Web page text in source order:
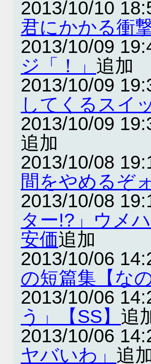
2013/10/10
君にかかる衝
2013/10/09
ジ「！」 追加
2013/10/09
してくるスイ
2013/10/09
追加
2013/10/08
間をやめるぞ
2013/10/08
ター!?」ウメ
安価追加
2013/10/06
の短篇集【な
2013/10/06
う」【SS】 追
2013/10/06
ヤバいわ」 追